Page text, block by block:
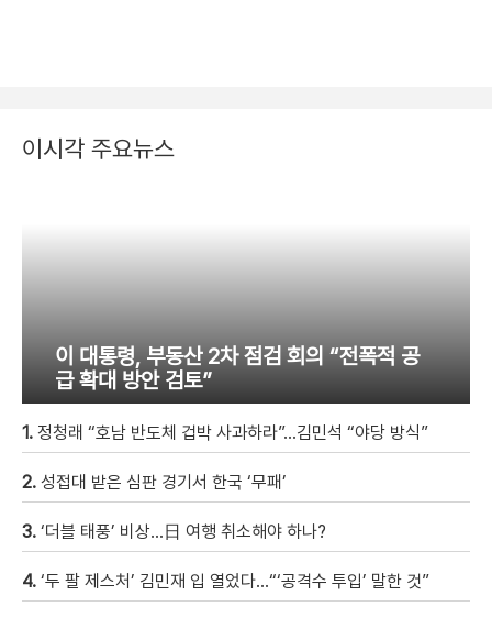
이시각 주요뉴스
이 대통령, 부동산 2차 점검 회의 “전폭적 공
급 확대 방안 검토”
1. 정청래 “호남 반도체 겁박 사과하라”…김민석 “야당 방식”
2. 성접대 받은 심판 경기서 한국 ‘무패’
3. ‘더블 태풍’ 비상…日 여행 취소해야 하나?
4. ‘두 팔 제스처’ 김민재 입 열었다…“‘공격수 투입’ 말한 것”